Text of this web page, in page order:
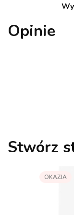
Opinie
Stwórz
OKAZJA